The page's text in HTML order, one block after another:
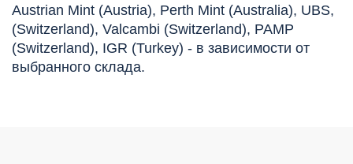
Austrian Mint (Austria), Perth Mint (Australia), UBS,
(Switzerland), Valcambi (Switzerland), PAMP
(Switzerland), IGR (Turkey) - в зависимости от
выбранного склада.